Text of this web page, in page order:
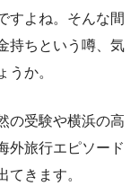
すよね。そんな間
持ちという噂、気
うか。
の受験や横浜の高
外旅行エピソード
てきます。